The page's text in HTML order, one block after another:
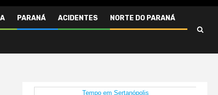
PARANÁ ACIDENTES NORTE DO PARANÁ